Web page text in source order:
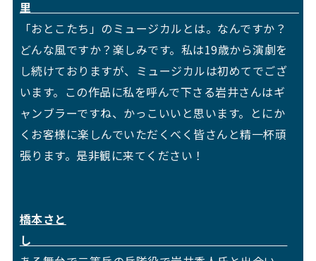
里
「おとこたち」のミュージカルとは。なんですか？
どんな風ですか？楽しみです。私は19歳から演劇を
し続けておりますが、ミュージカルは初めてでござ
います。この作品に私を呼んで下さる岩井さんはギ
ャンブラーですね、かっこいいと思います。とにか
くお客様に楽しんでいただくべく皆さんと精一杯頑
張ります。是非観に来てください！
橋本さと
し